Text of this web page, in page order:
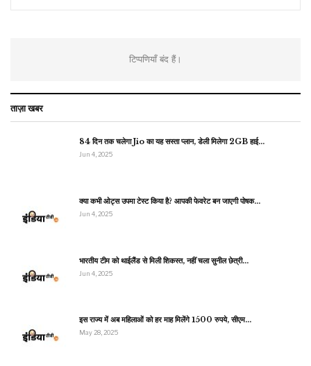
टिप्पणियाँ बंद हैं।
ताज़ा खबर
84 दिन तक चलेगा Jio का यह सस्ता प्लान, डेली मिलेगा 2GB हाई…
Jun 4, 2025
क्या कभी ओट्स उपमा टेस्ट किया है? आपकी फेवरेट बन जाएगी पोषक…
Jun 4, 2025
भारतीय टीम को थाईलैंड से मिली शिकस्त, नहीं चला सुनील छेत्री…
Jun 4, 2025
इस राज्य में अब महिलाओं को हर माह मिलेंगे 1500 रुपये, सीएम…
May 28, 2025